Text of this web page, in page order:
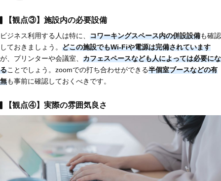
【観点③】施設内の必要設備
ビジネス利用する人は特に、 コワーキングスペース内の併設設備も確認
しておきましょう。 どこの施設でもWi-Fiや電源は完備されています
が、プリンターや会議室、 カフェスペースなども人によっては必要にな
ることでしょう。zoomでの打ち合わせができる半個室ブースなどの有
無も事前に確認しておくべきです。
【観点④】実際の雰囲気良さ